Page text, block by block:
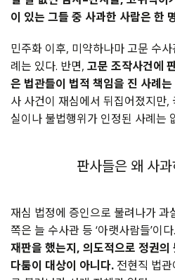
이 있는 그들 중 사과한 사람은 한
민주화 이후, 미약하나마고문 수사
례는 있다. 반면, 고문 조작사건에
은 법관들이 법적 책임을 진 사례는
사 사건이 재심에서 뒤집어졌지만,
실이나 불법행위가 인정된 사례는
판사들은 왜 사
재심 법정에 증인으로 불려나가과
쪽은 늘 수사관 등 ‘아랫사람들’이다.
재판을 했는지, 의도적으로 정권의
다툼이 대상이 아니다. 전현직 법관